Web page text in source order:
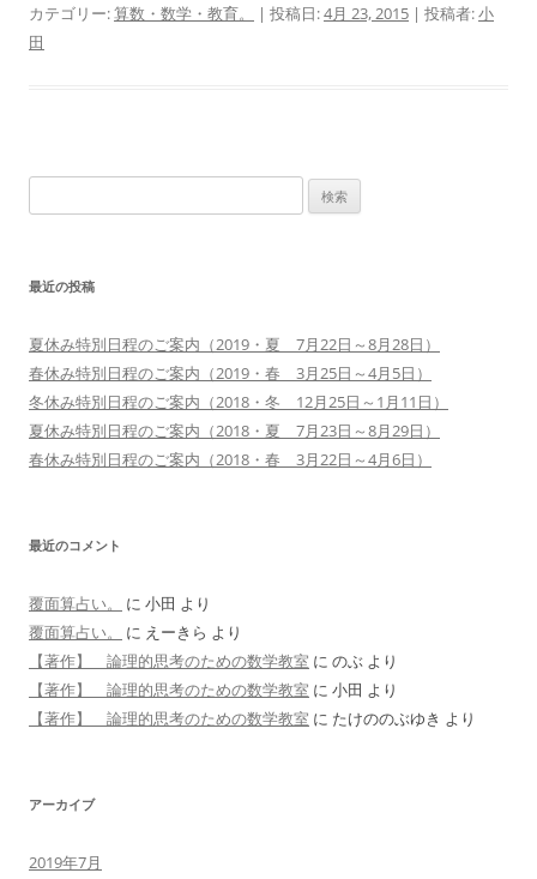
カテゴリー:算数・数学・教育。 | 投稿日:4月 23, 2015 | 投稿者:小
田
索:
最近の投稿
夏休み特別日程のご案内（2019・夏 7月22日～8月28日）
春休み特別日程のご案内（2019・春 3月25日～4月5日）
冬休み特別日程のご案内（2018・冬 12月25日～1月11日）
夏休み特別日程のご案内（2018・夏 7月23日～8月29日）
春休み特別日程のご案内（2018・春 3月22日～4月6日）
最近のコメント
覆面算占い。 に 小田 より
覆面算占い。
に えーきら より
【著作】 論理的思考のための数学教室 に のぶ より
【著作】 論理的思考のための数学教室 に 小田 より
【著作】 論理的思考のための数学教室 に たけののぶゆき より
アーカイブ
2019年7月